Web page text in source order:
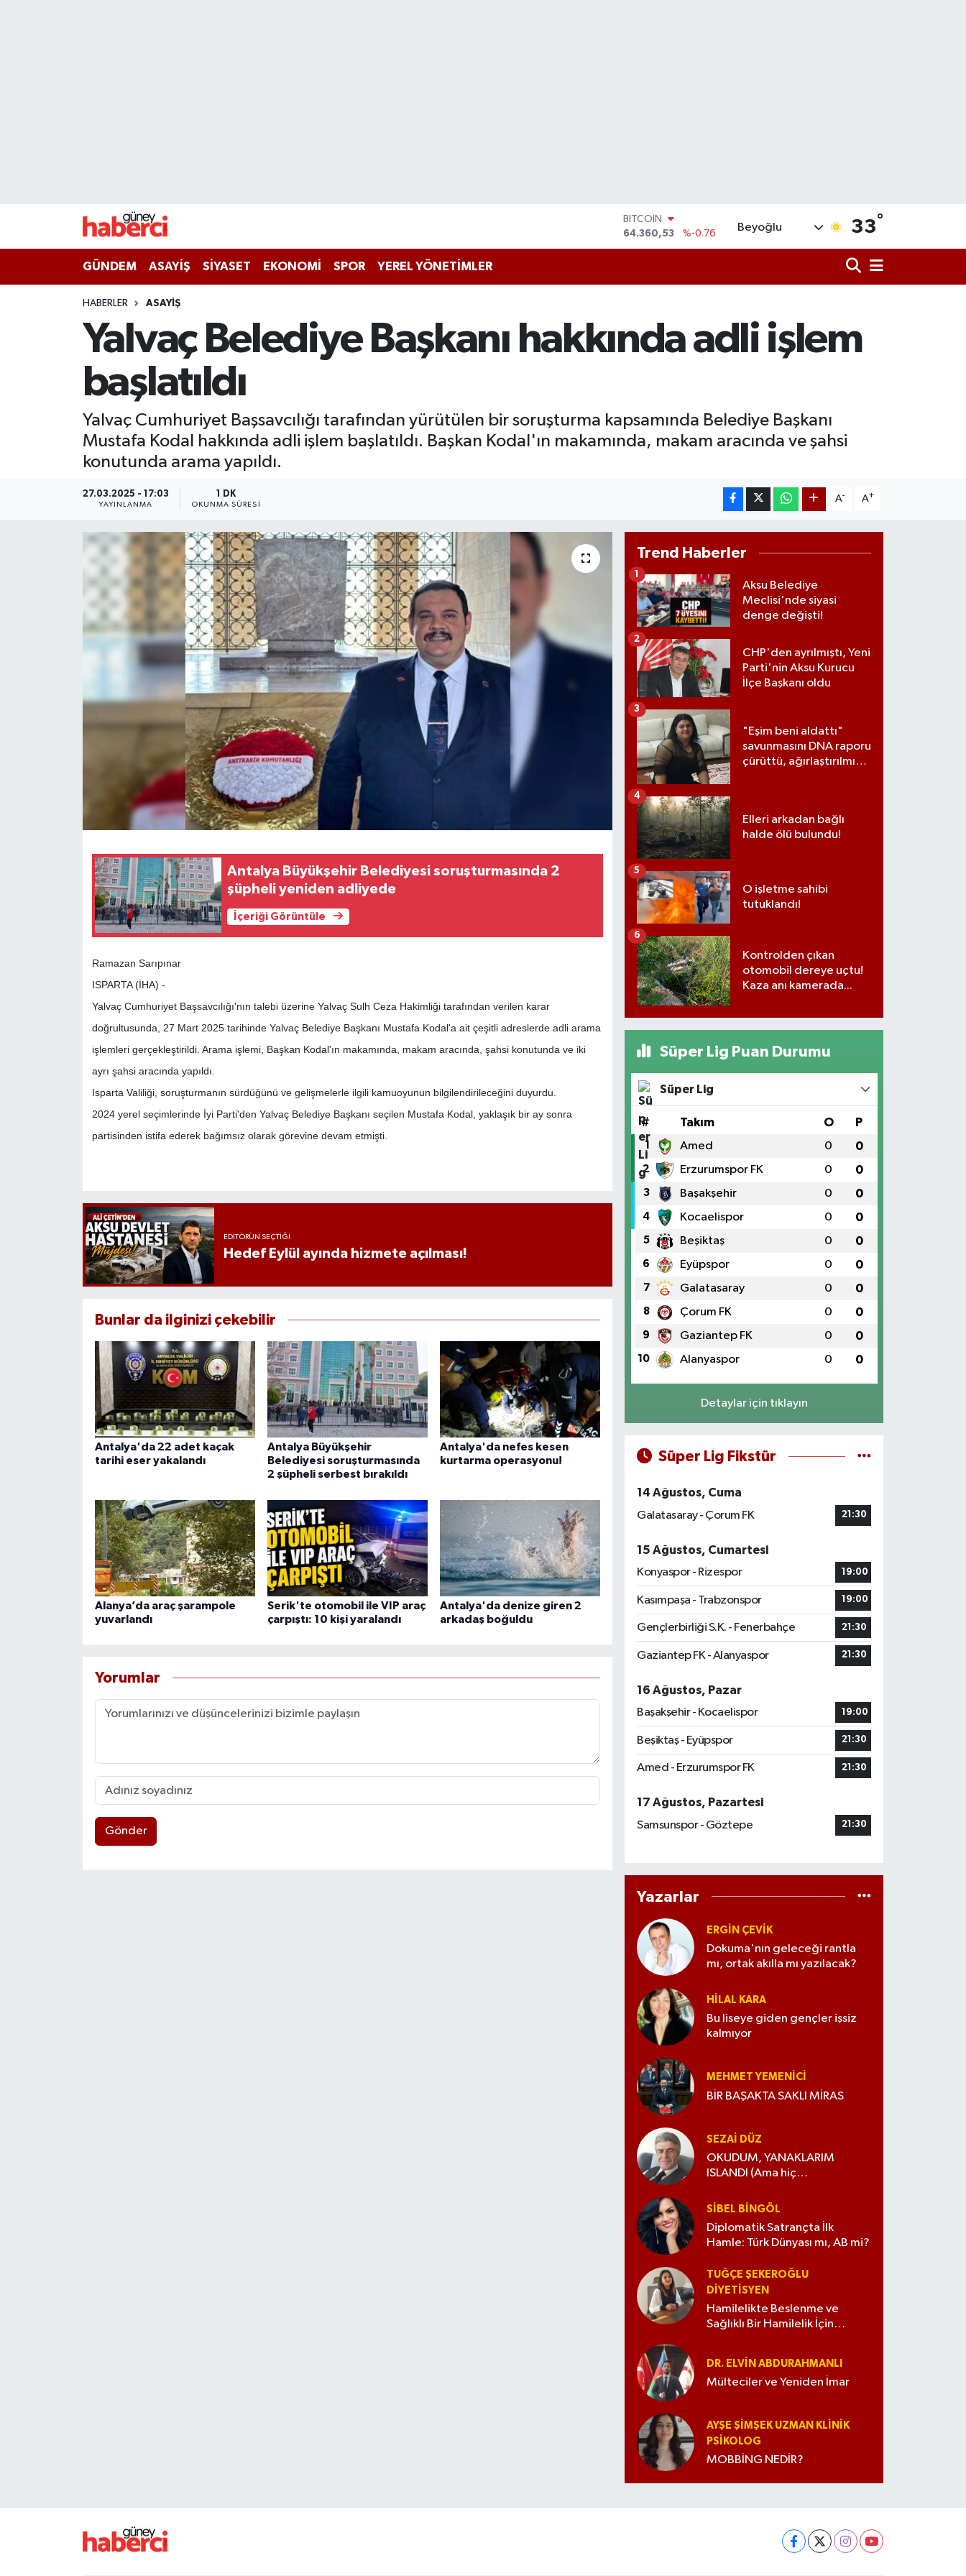
64.360,53
DOLAR
47,7069
%0.17
6574.81
%1.44
BİST100
Beyoğlu 33°
GÜNDEM ASAYİŞ SİYASET EKONOMİ SPOR YEREL YÖNETİMLER
HABERLER ASAYİŞ
Yalvaç Belediye Başkanı hakkında adli işlem
başlatıldı
Yalvaç Cumhuriyet Başsavcılığı tarafından yürütülen bir soruşturma kapsamında Belediye Başkanı
Mustafa Kodal hakkında adli işlem başlatıldı. Başkan Kodal'ın makamında, makam aracında ve şahsi
konutunda arama yapıldı.
27.03.2025 - 17:03
YAYINLANMA
1 DK
OKUNMA SÜRESI
A- A+
Antalya Büyükşehir Belediyesi soruşturmasında 2
şüpheli yeniden adliyede
İçeriği Görüntüle
Ramazan Sarıpınar
ISPARTA (İHA) -
Yalvaç Cumhuriyet Başsavcılığı'nın talebi üzerine Yalvaç Sulh Ceza Hakimliği tarafından verilen karar
doğrultusunda, 27 Mart 2025 tarihinde Yalvaç Belediye Başkanı Mustafa Kodal'a ait çeşitli adreslerde adli arama
işlemleri gerçekleştirildi. Arama işlemi, Başkan Kodal'ın makamında, makam aracında, şahsi konutunda ve iki
ayrı şahsi aracında yapıldı.
Isparta Valiliği, soruşturmanın sürdüğünü ve gelişmelerle ilgili kamuoyunun bilgilendirileceğini duyurdu.
2024 yerel seçimlerinde İyi Parti'den Yalvaç Belediye Başkanı seçilen Mustafa Kodal, yaklaşık bir ay sonra
partisinden istifa ederek bağımsız olarak görevine devam etmişti.
EDITÖRÜN SEÇTIĞI
Hedef Eylül ayında hizmete açılması!
Bunlar da ilginizi çekebilir
Antalya'da 22 adet kaçak
tarihi eser yakalandı
Antalya Büyükşehir
Belediyesi soruşturmasında
2 şüpheli serbest bırakıldı
Antalya'da nefes kesen
kurtarma operasyonu!
Alanya’da araç şarampole
yuvarlandı
Serik'te otomobil ile VIP araç
çarpıştı: 10 kişi yaralandı
Antalya'da denize giren 2
arkadaş boğuldu
Yorumlar
Gönder
Trend Haberler
Aksu Belediye
Meclisi'nde siyasi
denge değişti!
1
CHP'den ayrılmıştı, Yeni
Parti'nin Aksu Kurucu
İlçe Başkanı oldu
2
"Eşim beni aldattı"
savunmasını DNA raporu
çürüttü, ağırlaştırılmış
3
Elleri arkadan bağlı
halde ölü bulundu!
4
O işletme sahibi
tutuklandı!
5
Kontrolden çıkan
otomobil dereye uçtu!
Kaza anı kamerada...
6
Süper Lig Puan Durumu
Süper Lig
# Takım O P
1 Amed 0 0
2 Erzurumspor FK 0 0
3 Başakşehir 0 0
4 Kocaelispor 0 0
5 Beşiktaş 0 0
6 Eyüpspor 0 0
7 Galatasaray 0 0
8 Çorum FK 0 0
9 Gaziantep FK 0 0
10 Alanyaspor 0 0
Detaylar için tıklayın
Süper Lig Fikstür
14 Ağustos, Cuma
Galatasaray - Çorum FK
21:30
15 Ağustos, Cumartesi
Konyaspor - Rizespor
19:00
Kasımpaşa - Trabzonspor 19:00
Gençlerbirliği S.K. - Fenerbahçe 21:30
Gaziantep FK - Alanyaspor 21:30
16 Ağustos, Pazar
Başakşehir - Kocaelispor
19:00
Beşiktaş - Eyüpspor 21:30
Amed - Erzurumspor FK 21:30
17 Ağustos, Pazartesi
Samsunspor - Göztepe
21:30
Yazarlar
ERGIN ÇEVİK
Dokuma'nın geleceği rantla
mı, ortak akılla mı yazılacak?
HILAL KARA
Bu liseye giden gençler işsiz
kalmıyor
MEHMET YEMENICI
BİR BAŞAKTA SAKLI MİRAS
SEZAI DÜZ
OKUDUM, YANAKLARIM
ISLANDI (Ama hiç
SIBEL BINGÖL
Diplomatik Satrançta İlk
Hamle: Türk Dünyası mı, AB mi?
TUĞÇE ŞEKEROĞLU
DIYETISYEN
Hamilelikte Beslenme ve
Sağlıklı Bir Hamilelik İçin
DR. ELVIN ABDURAHMANLI
Mülteciler ve Yeniden İmar
AYŞE ŞIMŞEK UZMAN KLINIK
PSIKOLOG
MOBBİNG NEDİR?
Haber Arşivi